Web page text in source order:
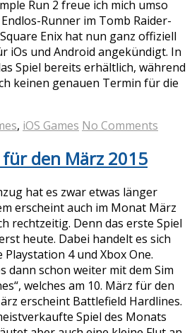
Run 2 freue ich mich umso
Runner im Tomb Raider-
Enix hat nun ganz offiziell
iOs und Android angekündigt. In
Spiel bereits erhältlich, während
keinen genauen Termin für die
, iOS Games No Comments
den März 2015
hat es zwar etwas länger
erscheint auch im Monat März
rechtzeitig. Denn das erste Spiel
heute. Dabei handelt es sich
4 und Xbox One.
dann schon weiter mit dem Sim
welches am 10. März für den
erscheint Battlefield Hardlines.
Spiel des Monats